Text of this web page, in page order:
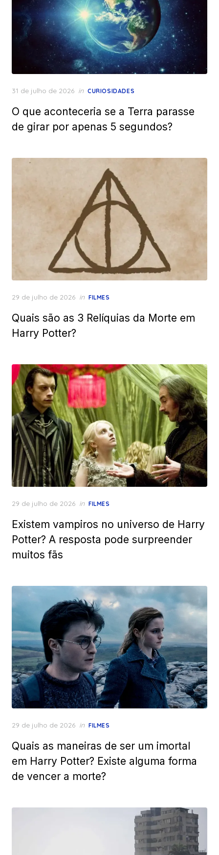
Posted
31 de julho de 2026 in CURIOSIDADES
O que aconteceria se a Terra parasse
de girar por apenas 5 segundos?
Posted
29 de julho de 2026 in FILMES
Quais são as 3 Relíquias da Morte em
Harry Potter?
Posted
29 de julho de 2026 in FILMES
Existem vampiros no universo de Harry
Potter? A resposta pode surpreender
muitos fãs
Posted
29 de julho de 2026 in FILMES
Quais as maneiras de ser um imortal
em Harry Potter? Existe alguma forma
de vencer a morte?